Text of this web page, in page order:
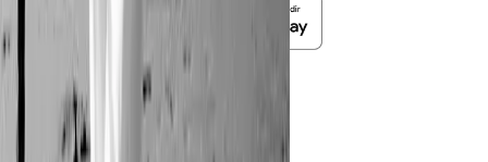
Kredi Kartı
Kampanyalar